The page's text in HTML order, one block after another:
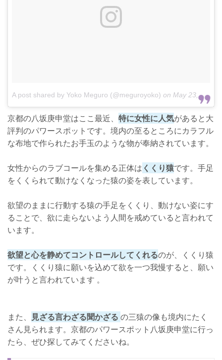
A post shared by Yoko Meguro (@meguroyoko) on May 23, 2017 at 3:59am PDT
京都の八坂庚申堂はここ最近、 特に女性に人気があると大
評判のパワースポットです。境内の至るところにカラフル
な布地で作られたお手玉のような物が奉納されています。
女性からのラブコールを集める正体は くくり猿です。手足
をくくられて動けなくなった猿の姿を表しています。
欲望のままに行動する猿の手足をくくり、動けない姿にす
ることで、欲に走らないよう人間を戒めていると言われて
います。
欲望と心を静めてコントロールしてくれるのが、くくり猿
です。くくり猿に願いを込めて欲を一つ我慢すると、願い
が叶うと言われています 。
また、 見ざる言わざる聞かざる の三猿の像も境内にたく
さん見られます。京都のパワースポット八坂庚申堂に行っ
たら、ぜひ探してみてくださいね。